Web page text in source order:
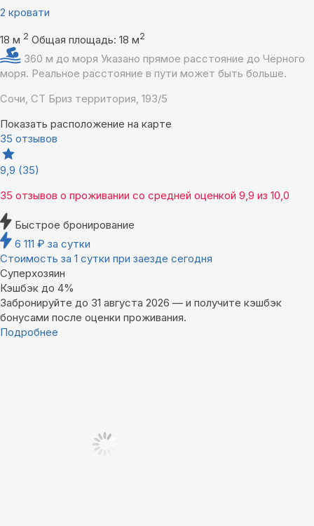
2 кровати
18 м 2 Общая площадь: 18 м2
360 м до моря Указано прямое расстояние до Чёрного
моря. Реальное расстояние в пути может быть больше.
Сочи, СТ Бриз территория, 193/5
Показать расположение на карте
35 отзывов
9,9 (35)
35 отзывов о проживании со средней оценкой 9,9 из 10,0
Быстрое бронирование
6 111 ₽ за сутки
Стоимость за 1 сутки при заезде сегодня
Суперхозяин
Кэшбэк до 4%
Забронируйте до 31 августа 2026 — и получите кэшбэк
бонусами после оценки проживания.
Подробнее